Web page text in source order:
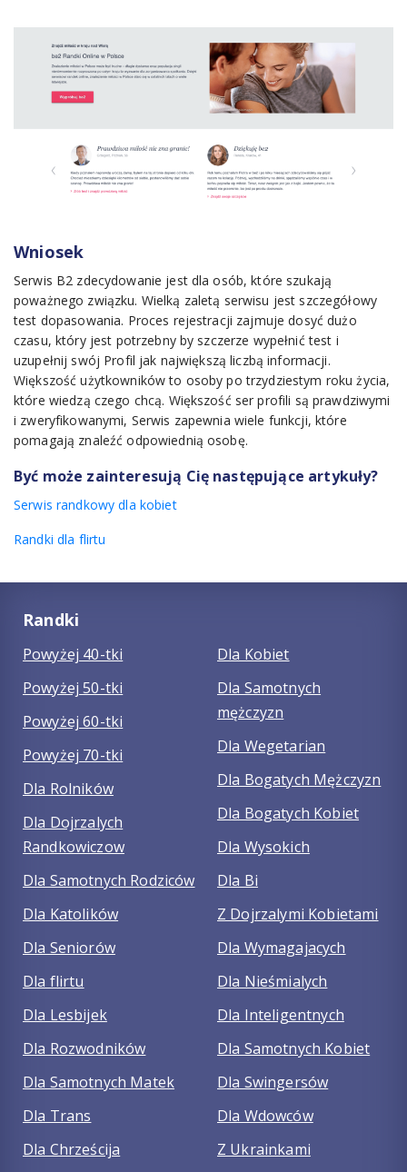
Wniosek
Serwis B2 zdecydowanie jest dla osób, które szukają
poważnego związku. Wielką zaletą serwisu jest szczegółowy
test dopasowania. Proces rejestracji zajmuje dosyć dużo
czasu, który jest potrzebny by szczerze wypełnić test i
uzupełnij swój Profil jak największą liczbą informacji.
Większość użytkowników to osoby po trzydziestym roku życia,
które wiedzą czego chcą. Większość ser profili są prawdziwymi
i zweryfikowanymi, Serwis zapewnia wiele funkcji, które
pomagają znaleźć odpowiednią osobę.
Być może zainteresują Cię następujące artykuły?
Serwis randkowy dla kobiet
Randki dla flirtu
Randki
Powyżej 40-tki
Powyżej 50-tki
Powyżej 60-tki
Powyżej 70-tki
Dla Rolników
Dla Dojrzalych
Randkowiczow
Dla Samotnych Rodziców
Dla Katolików
Dla Seniorów
Dla flirtu
Dla Lesbijek
Dla Rozwodników
Dla Samotnych Matek
Dla Trans
Dla Chrześcija
Dla Kobiet
Dla Samotnych
mężczyzn
Dla Wegetarian
Dla Bogatych Mężczyzn
Dla Bogatych Kobiet
Dla Wysokich
Dla Bi
Z Dojrzalymi Kobietami
Dla Wymagajacych
Dla Nieśmialych
Dla Inteligentnych
Dla Samotnych Kobiet
Dla Swingersów
Dla Wdowców
Z Ukrainkami